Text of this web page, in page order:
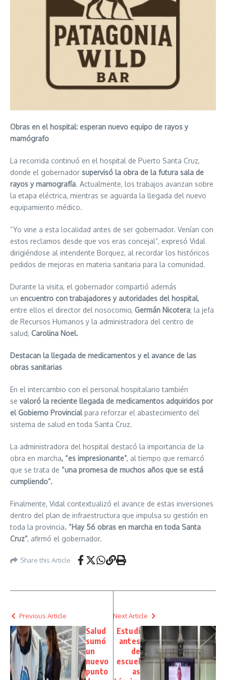
Obras en el hospital: esperan nuevo equipo de rayos y
mamógrafo
La recorrida continuó en el hospital de Puerto Santa Cruz,
donde el gobernador supervisó la obra de la futura sala de
rayos y mamografía. Actualmente, los trabajos avanzan sobre
la etapa eléctrica, mientras se aguarda la llegada del nuevo
equipamiento médico.
“Yo vine a esta localidad antes de ser gobernador. Venían con
estos reclamos desde que vos eras concejal”, expresó Vidal
dirigiéndose al intendente Borquez, al recordar los históricos
pedidos de mejoras en materia sanitaria para la comunidad.
Durante la visita, el gobernador compartió además
un encuentro con trabajadores y autoridades del hospital,
entre ellos el director del nosocomio, Germán Nicotera; la jefa
de Recursos Humanos y la administradora del centro de
salud, Carolina Noel.
Destacan la llegada de medicamentos y el avance de las
obras sanitarias
En el intercambio con el personal hospitalario también
se valoró la reciente llegada de medicamentos adquiridos por
el Gobierno Provincialpara reforzar el abastecimiento del
sistema de salud en toda Santa Cruz.
La administradora del hospital destacó la importancia de la
obra en marcha, “es impresionante”, al tiempo que remarcó
que se trata de “una promesa de muchos años que se está
cumpliendo”.
Finalmente, Vidal contextualizó el avance de estas inversiones
dentro del plan de infraestructura que impulsa su gestión en
toda la provincia. “Hay 56 obras en marcha en toda Santa
Cruz”, afirmó el gobernador.
Share this Article
Previous Article
Salud
sumó
un
nuevo
punto
Next Article
Estudi
antes
de
escuel
as